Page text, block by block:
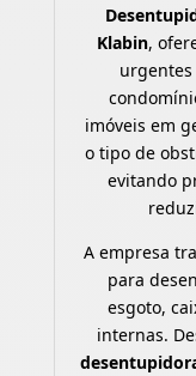
Klabin,
urgentes
imóveis em
o tipo de
evitando
A empresa
para
esgoto,
internas.